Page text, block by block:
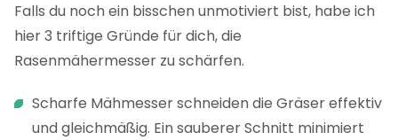
Falls du noch ein bisschen unmotiviert bist, habe ich
hier 3 triftige Gründe für dich, die
Rasenmähermesser zu schärfen.
Scharfe Mähmesser schneiden die Gräser effektiv
und gleichmäßig. Ein sauberer Schnitt minimiert